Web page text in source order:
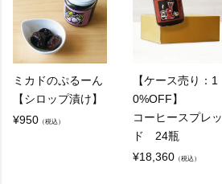
ミカドのぷるーん
【シロップ漬け】
¥950 （税込）
【ケース売り：1
0%OFF】
コーヒースプレッ
ド 24瓶
¥18,360 （税込）